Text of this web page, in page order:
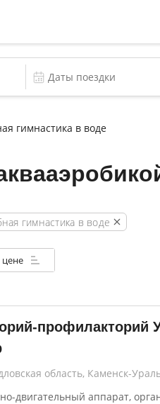
гимнастика в воде
гимнастика в воде
цене
профилакторий
область, Каменск-
двигательный аппарат,